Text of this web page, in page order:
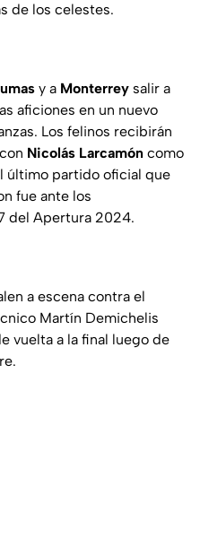
de los celestes.
y a Monterrey salir a
aficiones en un nuevo
Los felinos recibirán
Nicolás Larcamón como
último partido oficial que
fue ante los
del Apertura 2024.
a escena contra el
Martín Demichelis
vuelta a la final luego de